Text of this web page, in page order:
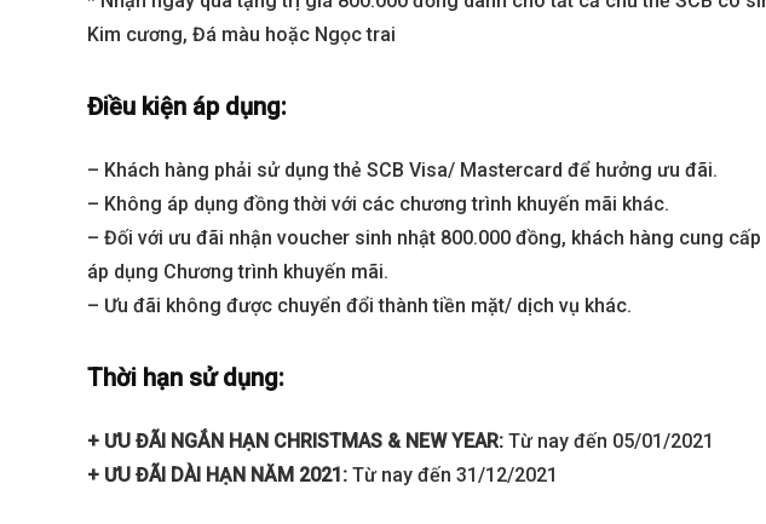
Kim cương, Đá màu hoặc Ngọc trai
Điều kiện áp dụng:
– Khách hàng phải sử dụng thẻ SCB Visa/ Mastercard để hưởng ưu đãi.
– Không áp dụng đồng thời với các chương trình khuyến mãi khác.
– Đối với ưu đãi nhận voucher sinh nhật 800.000 đồng, khách hàng cung
áp dụng Chương trình khuyến mãi.
– Ưu đãi không được chuyển đổi thành tiền mặt/ dịch vụ khác.
Thời hạn sử dụng:
+ ƯU ĐÃI NGẮN HẠN CHRISTMAS & NEW YEAR: Từ nay đến 05/01/2021
+ ƯU ĐÃI DÀI HẠN NĂM 2021: Từ nay đến 31/12/2021
68 tỷ/căn
án hot nhất hiện nay
Từ 23 tỷ/căn
Dự án hot nhất hiện nay